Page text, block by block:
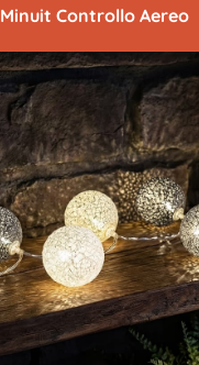
Minuit Controllo Aereo